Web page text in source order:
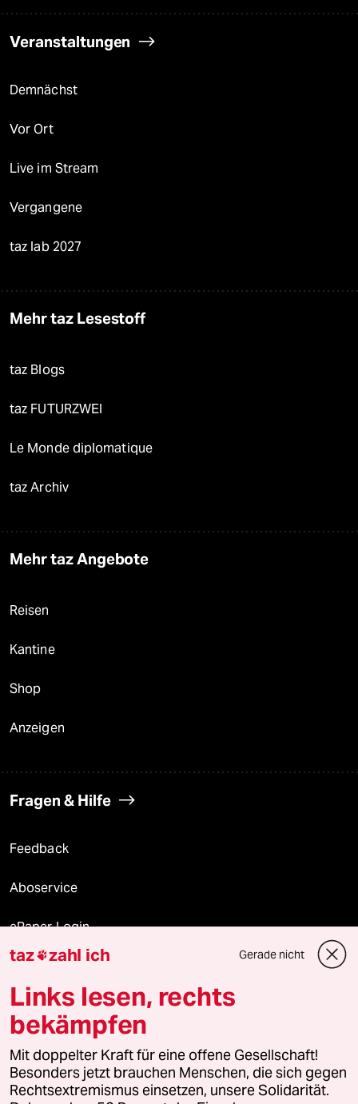
Veranstaltungen
Demnächst
Vor Ort
Live im Stream
Vergangene
taz lab 2027
Mehr taz Lesestoff
taz Blogs
taz FUTURZWEI
Le Monde diplomatique
taz Archiv
Mehr taz Angebote
Reisen
Kantine
Shop
Anzeigen
Fragen & Hilfe
Feedback
Aboservice
ePaper Login
Downloads für Abonnierende
© 2026 taz Verlags und Vertriebs GmbH
Alle Rechte vorbehalten. Bei rechtlichen Fragen oder für Genehmigungen
wenden Sie sich bitte an
lizenzen@taz.de
taz zahl ich Gerade nicht
Links lesen, rechts
bekämpfen
Mit doppelter Kraft für eine offene Gesellschaft!
Besonders jetzt brauchen Menschen, die sich gegen
Rechtsextremismus einsetzen, unsere Solidarität.